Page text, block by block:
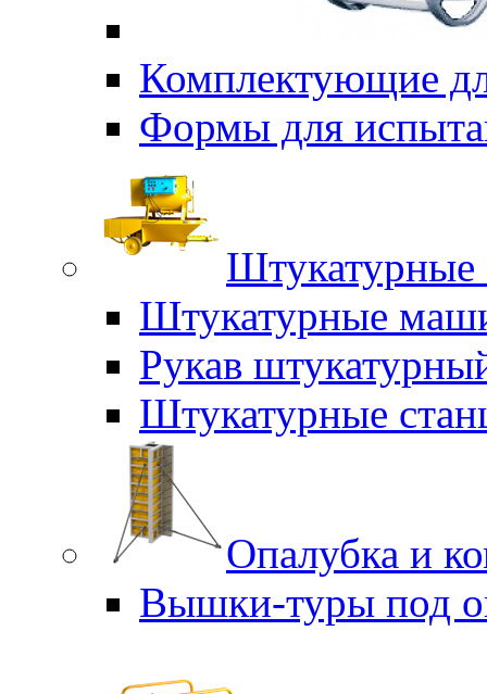
Комплектующие
Формы для
Штукатурные
Штукатурные
Рукав
Штукатурные
Опалубка и
Вышки-туры под